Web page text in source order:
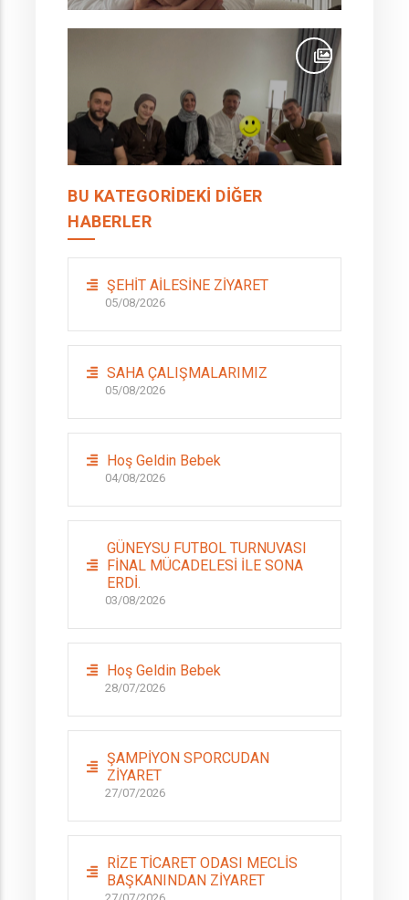
BU KATEGORIDEKI DIĞER
HABERLER
ŞEHİT AİLESİNE ZİYARET
05/08/2026
SAHA ÇALIŞMALARIMIZ
05/08/2026
Hoş Geldin Bebek
04/08/2026
GÜNEYSU FUTBOL TURNUVASI
FİNAL MÜCADELESİ İLE SONA
ERDİ.
03/08/2026
Hoş Geldin Bebek
28/07/2026
ŞAMPİYON SPORCUDAN
ZİYARET
27/07/2026
RİZE TİCARET ODASI MECLİS
BAŞKANINDAN ZİYARET